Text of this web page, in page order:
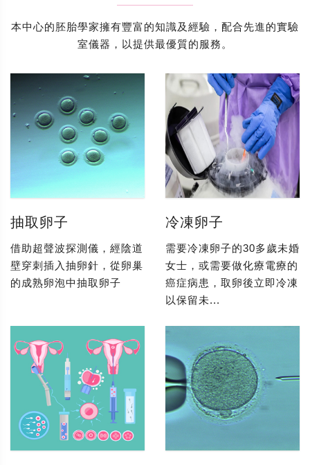
本中心的胚胎學家擁有豐富的知識及經驗，配合先進的實驗
室儀器，以提供最優質的服務。
抽取卵子
借助超聲波探測儀，經陰道
壁穿刺插入抽卵針，從卵巢
的成熟卵泡中抽取卵子
冷凍卵子
需要冷凍卵子的30多歲未婚
女士，或需要做化療電療的
癌症病患，取卵後立即冷凍
以保留未...